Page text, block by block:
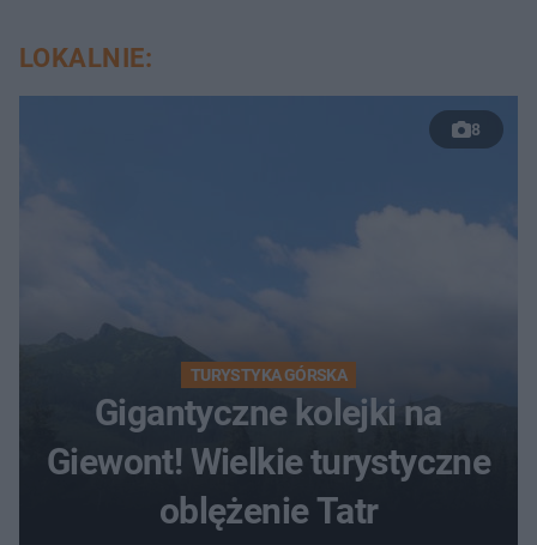
LOKALNIE:
8
TURYSTYKA GÓRSKA
Gigantyczne kolejki na
Giewont! Wielkie turystyczne
oblężenie Tatr